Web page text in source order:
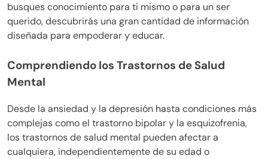
busques conocimiento para ti mismo o para un ser
querido, descubrirás una gran cantidad de información
diseñada para empoderar y educar.
Comprendiendo los Trastornos de Salud
Mental
Desde la ansiedad y la depresión hasta condiciones más
complejas como el trastorno bipolar y la esquizofrenia,
los trastornos de salud mental pueden afectar a
cualquiera, independientemente de su edad o